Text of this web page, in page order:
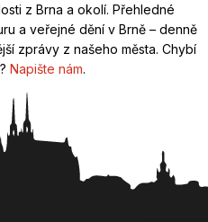
z Brna a okolí. Přehledné
a veřejné dění v Brně – denně
zprávy z našeho města. Chybí
Napište nám.